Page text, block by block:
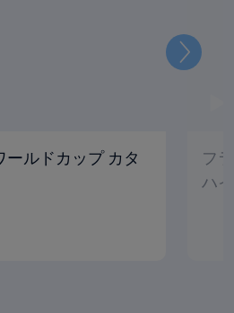
ルドカップ カタ
フ
ハ
次